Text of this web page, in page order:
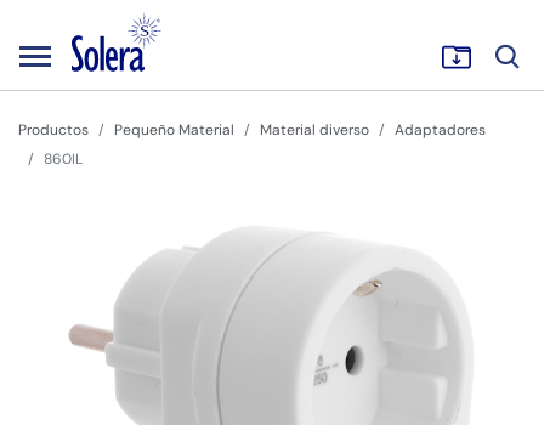
Productos Pequeño Material Material diverso
Adaptadores
860IL